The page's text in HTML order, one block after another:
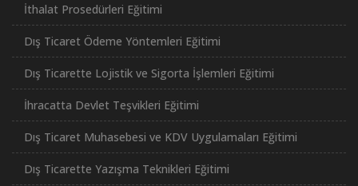
İthalat Prosedürleri Eğitimi
Dış Ticaret Ödeme Yöntemleri Eğitimi
Dış Ticarette Lojistik ve Sigorta İşlemleri Eğitimi
İhracatta Devlet Teşvikleri Eğitimi
Dış Ticaret Muhasebesi ve KDV Uygulamaları Eğitimi
Dış Ticarette Yazışma Teknikleri Eğitimi